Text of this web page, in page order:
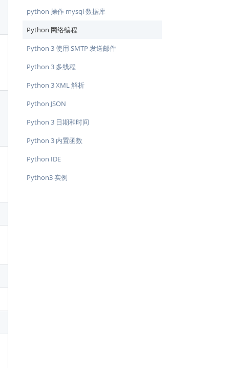
python 操作 mysql 数据库
Python 网络编程
Python 3 使用 SMTP 发送邮件
Python 3 多线程
Python 3 XML 解析
Python JSON
Python 3 日期和时间
Python 3 内置函数
Python IDE
Python3 实例